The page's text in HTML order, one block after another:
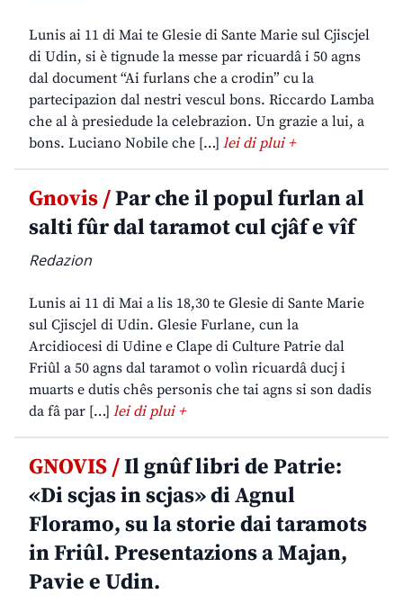
Lunis ai 11 di Mai te Glesie di Sante Marie sul Cjiscjel
di Udin, si è tignude la messe par ricuardâ i 50 agns
dal document “Ai furlans che a crodin” cu la
partecipazion dal nestri vescul bons. Riccardo Lamba
che al à presiedude la celebrazion. Un grazie a lui, a
bons. Luciano Nobile che […] lei di plui +
Gnovis /Par che il popul furlan al
salti fûr dal taramot cul cjâf e vîf
Redazion
Lunis ai 11 di Mai a lis 18,30 te Glesie di Sante Marie
sul Cjiscjel di Udin. Glesie Furlane, cun la
Arcidiocesi di Udine e Clape di Culture Patrie dal
Friûl a 50 agns dal taramot o volìn ricuardâ ducj i
muarts e dutis chês personis che tai agns si son dadis
da fâ par […] lei di plui +
GNOVIS /Il gnûf libri de Patrie:
«Di scjas in scjas» di Agnul
Floramo, su la storie dai taramots
in Friûl. Presentazions a Majan,
Pavie e Udin.